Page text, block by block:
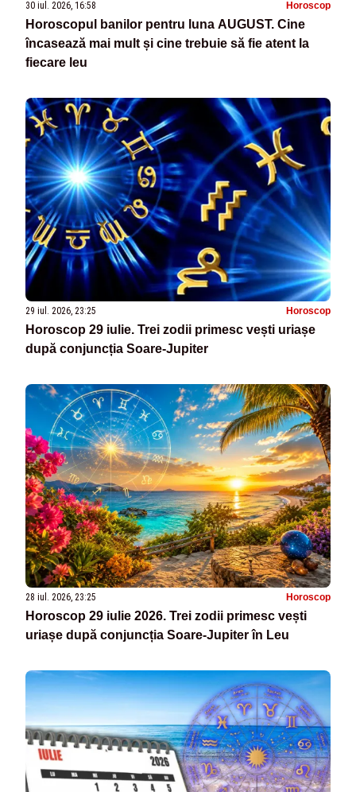
30 iul. 2026, 16:58 Horoscop
Horoscopul banilor pentru luna AUGUST. Cine
încasează mai mult și cine trebuie să fie atent la
fiecare leu
29 iul. 2026, 23:25 Horoscop
Horoscop 29 iulie. Trei zodii primesc vești uriașe
după conjuncția Soare-Jupiter
28 iul. 2026, 23:25 Horoscop
Horoscop 29 iulie 2026. Trei zodii primesc vești
uriașe după conjuncția Soare-Jupiter în Leu